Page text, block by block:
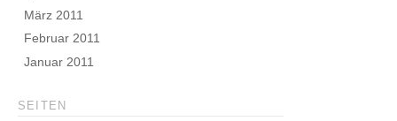
März 2011
Februar 2011
Januar 2011
SEITEN